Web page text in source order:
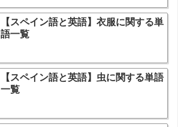
【スペイン語と英語】衣服に関する単
語一覧
【スペイン語と英語】虫に関する単語
一覧